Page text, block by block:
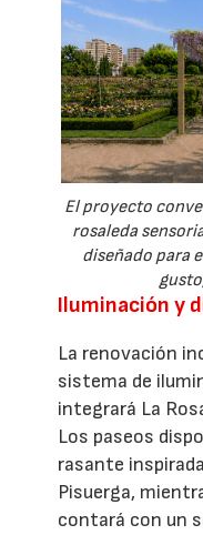
El proyecto
rosaleda
diseñado para
Iluminación y
La renovación
sistema de
integrará La
Los paseos
rasante
Pisuerga,
contará con un